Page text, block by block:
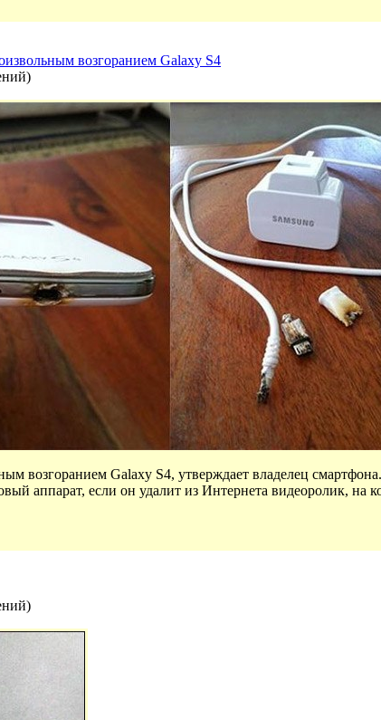
возгоранием Galaxy S4
)
возгоранием Galaxy S4, утверждает владелец
аппарат, если он удалит из Интернета видеоролик, на
)